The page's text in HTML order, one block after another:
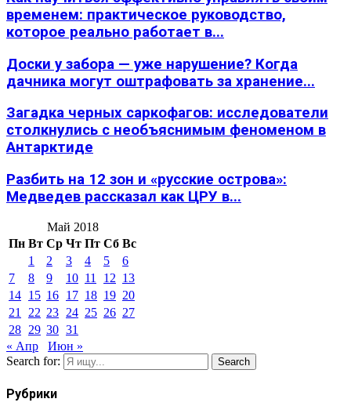
временем: практическое руководство,
которое реально работает в...
Доски у забора — уже нарушение? Когда
дачника могут оштрафовать за хранение...
Загадка черных саркофагов: исследователи
столкнулись с необъяснимым феноменом в
Антарктиде
Разбить на 12 зон и «русские острова»:
Медведев рассказал как ЦРУ в...
Май 2018
Пн Вт Ср Чт Пт Сб Вс
1
2 3 4 5
6
7
8 9 10 11 12 13
14 15 16 17 18 19 20
21
22 23 24 25 26 27
28 29 30 31
« Апр
Июн »
Search for:
Search
Рубрики